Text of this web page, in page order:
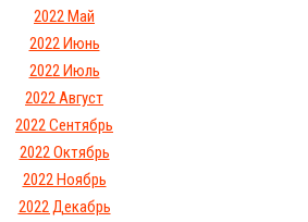
2022 Май
2022 Июнь
2022 Июль
2022 Август
2022 Сентябрь
2022 Октябрь
2022 Ноябрь
2022 Декабрь